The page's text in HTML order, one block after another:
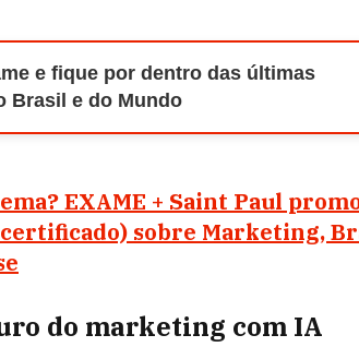
e fique por dentro das últimas
Brasil e do Mundo
EXAME + Saint Paul
sobre Marketing,
do marketing com IA